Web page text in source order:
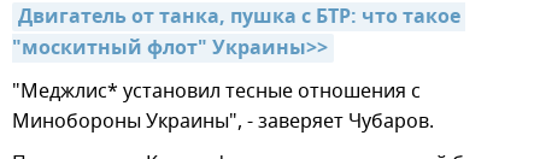
Двигатель от танка, пушка с БТР: что такое
"москитный флот" Украины>>
"Меджлис* установил тесные отношения с
Минобороны Украины", - заверяет Чубаров.